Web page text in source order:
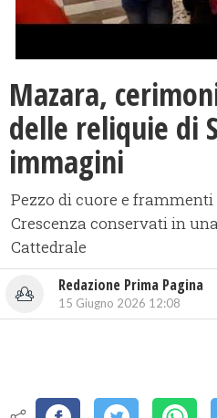
Mazara,
delle reliquie di
immagini
Pezzo di cuore e frammenti
Crescenza conservati in
Cattedrale
Redazione Prima Pagina
15 Giugno 2026 12:08